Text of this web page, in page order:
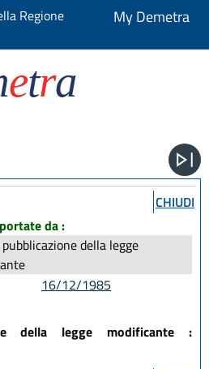
Regione
My Demetra
etra
CHIUDI
da :
della legge
16/12/1985
della legge modificante :